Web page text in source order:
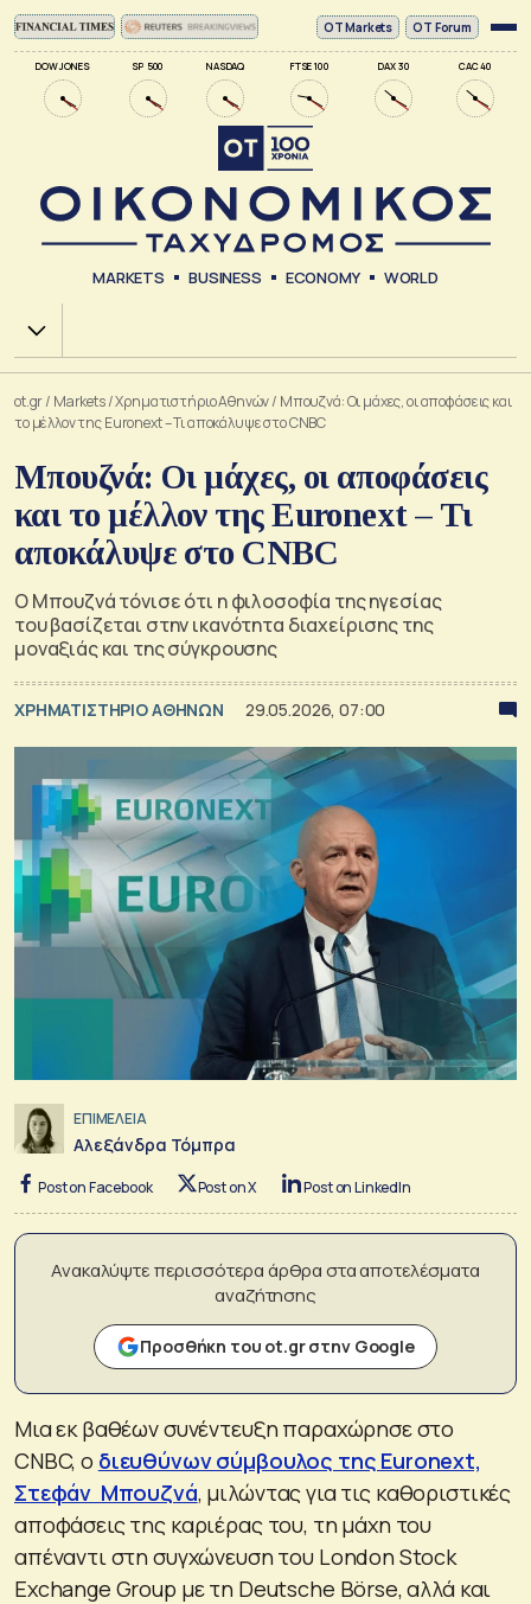
DOW JONES SP 500 NASDAQ FTSE 100 DAX 30 CAC 40
ΟΤ Markets OT Forum
MARKETS BUSINESS ECONOMY WORLD
Χ.Α.
ot.gr/ Markets/Xρηματιστήριο Αθηνών/ Μπουζνά: Οι μάχες, οι αποφάσεις και
το μέλλον της Euronext – Τι αποκάλυψε στο CNBC
Μπουζνά: Οι μάχες, οι αποφάσεις
και το μέλλον της Euronext – Τι
αποκάλυψε στο CNBC
Ο Μπουζνά τόνισε ότι η φιλοσοφία της ηγεσίας
του βασίζεται στην ικανότητα διαχείρισης της
μοναξιάς και της σύγκρουσης
XΡΗΜΑΤΙΣΤΗΡΙΟ ΑΘΗΝΩΝ 29.05.2026, 07:00
ΕΠΙΜΕΛΕΙΑ
Αλεξάνδρα Τόμπρα
Post on Facebook Post on X Post on LinkedIn
Ανακαλύψτε περισσότερα άρθρα στα αποτελέσματα
αναζήτησης
Προσθήκη του ot.gr στην Google
Μια εκ βαθέων συνέντευξη παραχώρησε στο
CNBC, ο διευθύνων σύμβουλος της Euronext,
Στεφάν Μπουζνά, μιλώντας για τις καθοριστικές
αποφάσεις της καριέρας του, τη μάχη του
απέναντι στη συγχώνευση του London Stock
Exchange Group με τη Deutsche Börse, αλλά και